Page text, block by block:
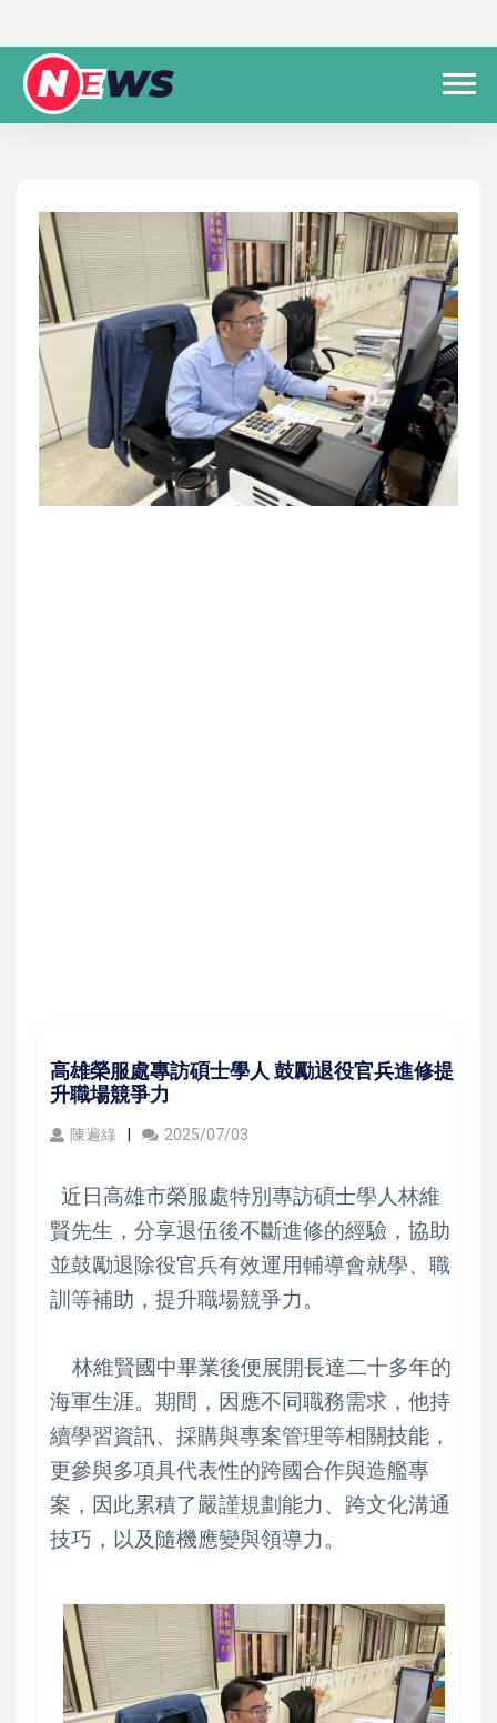
高雄榮服處專訪碩士學人 鼓勵退役官兵進修提
升職場競爭力
陳遍綠 2025/07/03
近日高雄市榮服處特別專訪碩士學人林維
賢先生，分享退伍後不斷進修的經驗，協助
並鼓勵退除役官兵有效運用輔導會就學、職
訓等補助，提升職場競爭力。
林維賢國中畢業後便展開長達二十多年的
海軍生涯。期間，因應不同職務需求，他持
續學習資訊、採購與專案管理等相關技能，
更參與多項具代表性的跨國合作與造艦專
案，因此累積了嚴謹規劃能力、跨文化溝通
技巧，以及隨機應變與領導力。